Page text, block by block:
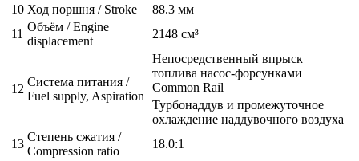
10 Ход поршня / Stroke
88.3 мм
11
Объём / Engine
displacement
2148 см³
12
Система питания /
Fuel supply, Aspiration
Непосредственный впрыск
топлива насос-форсунками
Common Rail
Турбонаддув и промежуточное
охлаждение наддувочного воздуха
13
Степень сжатия /
Compression ratio
18.0:1